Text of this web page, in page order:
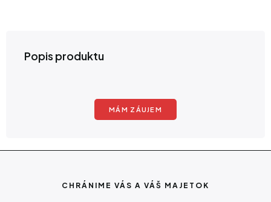
Popis produktu
MÁM ZÁUJEM
CHRÁNIME VÁS A VÁŠ MAJETOK